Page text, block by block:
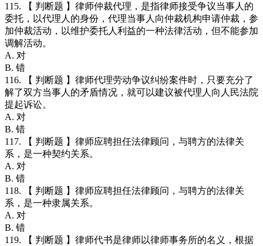
115. 【 判断题 】律师仲裁代理，是指律师接受争议当事人的
委托，以代理人的身份，代理当事人向仲裁机构申请仲裁，参
加仲裁活动，以维护委托人利益的一种法律活动，但不能参加
调解活动。
A. 对
B. 错
116. 【 判断题 】律师代理劳动争议纠纷案件时，只要充分了
解了双方当事人的矛盾情况，就可以建议被代理人向人民法院
提起诉讼。
A. 对
B. 错
117. 【 判断题 】律师应聘担任法律顾问，与聘方的法律关
系，是一种契约关系。
A. 对
B. 错
118. 【 判断题 】律师应聘担任法律顾问，与聘方的法律关
系，是一种隶属关系。
A. 对
B. 错
119. 【 判断题 】律师代书是律师以律师事务所的名义，根据